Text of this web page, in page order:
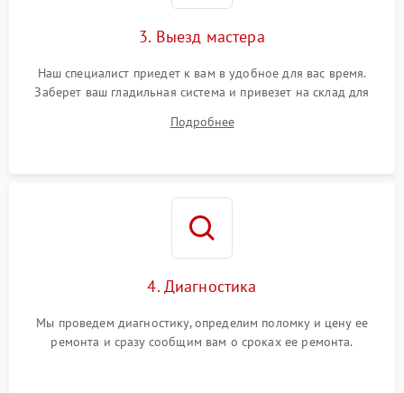
3. Выезд мастера
Наш специалист приедет к вам в удобное для вас время.
Заберет ваш гладильная система и привезет на склад для
Подробнее
4. Диагностика
Мы проведем диагностику, определим поломку и цену ее
ремонта и сразу сообщим вам о сроках ее ремонта.